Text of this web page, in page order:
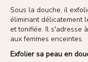
Sous la douche, il
éliminant délicatement
et tonifiée. Il s'adresse
aux femmes enceintes.
Exfolier sa peau en